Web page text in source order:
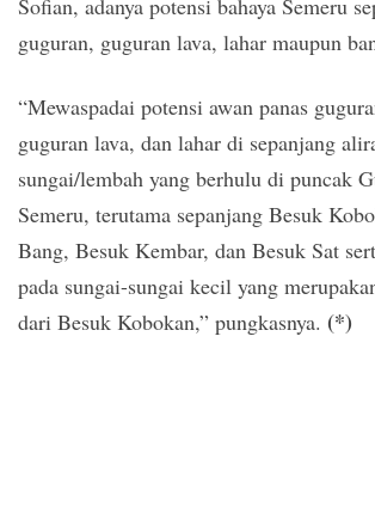
guguran, guguran lava, lahar maupun
“Mewaspadai potensi awan panas
guguran lava, dan lahar di sepanjang
sungai/lembah yang berhulu di puncak
Semeru, terutama sepanjang Besuk
Bang, Besuk Kembar, dan Besuk Sat
pada sungai-sungai kecil yang
dari Besuk Kobokan,” pungkasnya. (*)